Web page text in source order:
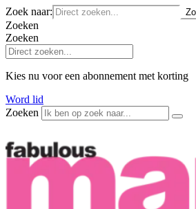
Zoek naar:
Zoeken
Zoeken
Kies nu voor een abonnement met korting
Word lid
Zoeken